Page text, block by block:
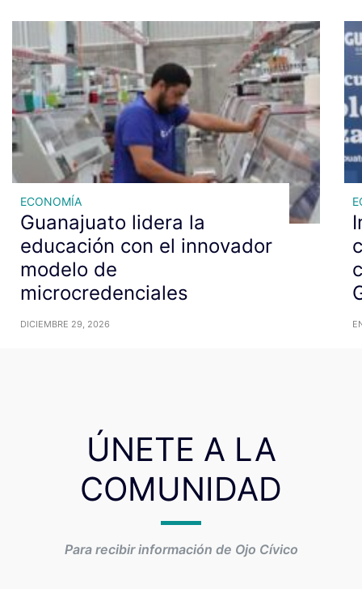
ECONOMÍA
Guanajuato lidera la
educación con el innovador
modelo de
microcredenciales
DICIEMBRE 29, 2026
ÚNETE A LA
COMUNIDAD
Para recibir información de Ojo Cívico